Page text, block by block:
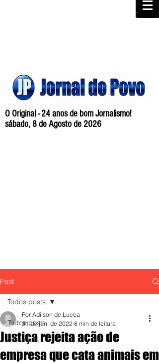
O Original - 24 anos de bom Jornalismo!
sábado, 8 de Agosto de 2026
Post
Todos posts
destaque,
Todos posts
Justiça rejeita ação de
empresa que cata animais em
Por Adilson de Lucca
31 de jan. de 2022 8 min de leitura